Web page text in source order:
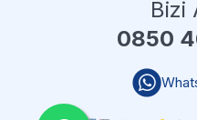
Bizi
0850